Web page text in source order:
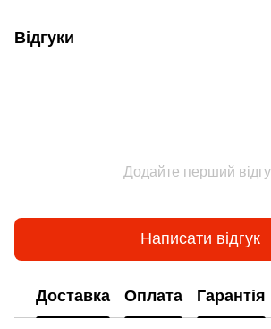
Відгуки
Додайте перший
Написати відгук
Доставка Оплата Гарантія